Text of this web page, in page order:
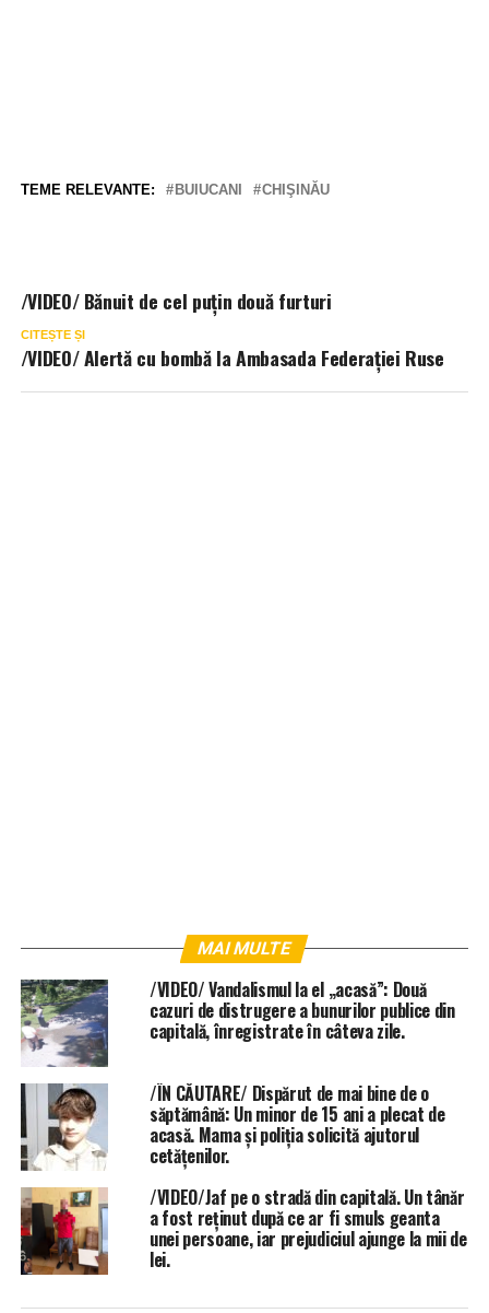
TEME RELEVANTE: BUIUCANI CHIŞINĂU
/VIDEO/ Bănuit de cel puțin două furturi
CITEȘTE ȘI
/VIDEO/ Alertă cu bombă la Ambasada Federației Ruse
MAI MULTE
/VIDEO/ Vandalismul la el „acasă”: Două
cazuri de distrugere a bunurilor publice din
capitală, înregistrate în câteva zile.
/ÎN CĂUTARE/ Dispărut de mai bine de o
săptămână: Un minor de 15 ani a plecat de
acasă. Mama și poliția solicită ajutorul
cetățenilor.
/VIDEO/Jaf pe o stradă din capitală. Un tânăr
a fost reținut după ce ar fi smuls geanta
unei persoane, iar prejudiciul ajunge la mii de
lei.